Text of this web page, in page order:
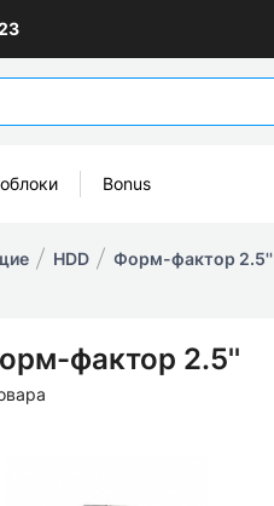
Bonus
HDD Форм-фактор 2.5''
фактор 2.5''